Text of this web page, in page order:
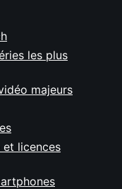
les plus
majeurs
et licences